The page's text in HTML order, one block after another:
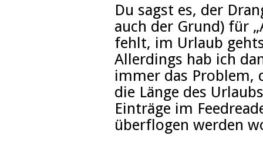
Du sagst es, der
auch der Grund) für
fehlt, im Urlaub
Allerdings hab ich
immer das Problem,
die Länge des
Einträge im
überflogen werden